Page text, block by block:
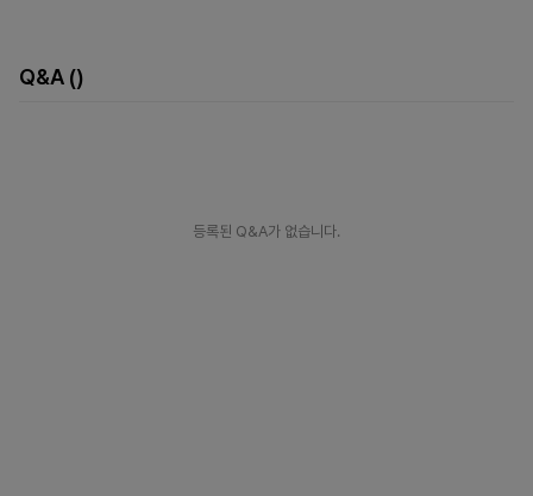
Q&A ()
등록된 Q&A가 없습니다.